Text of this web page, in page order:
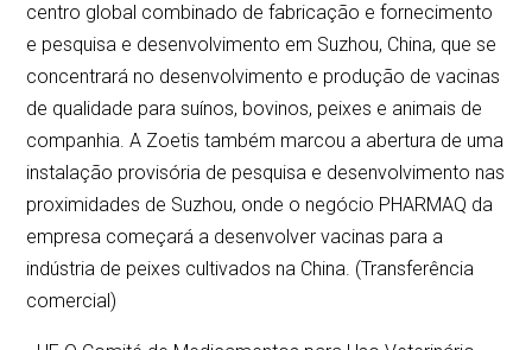
centro global combinado de fabricação e fornecimento
e pesquisa e desenvolvimento em Suzhou, China, que se
concentrará no desenvolvimento e produção de vacinas
de qualidade para suínos, bovinos, peixes e animais de
companhia. A Zoetis também marcou a abertura de uma
instalação provisória de pesquisa e desenvolvimento nas
proximidades de Suzhou, onde o negócio PHARMAQ da
empresa começará a desenvolver vacinas para a
indústria de peixes cultivados na China. (Transferência
comercial)